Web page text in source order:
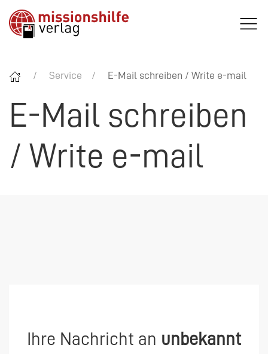
Service E-Mail schreiben / Write e-mail
E-Mail schreiben
/ Write e-mail
Ihre Nachricht an unbekannt